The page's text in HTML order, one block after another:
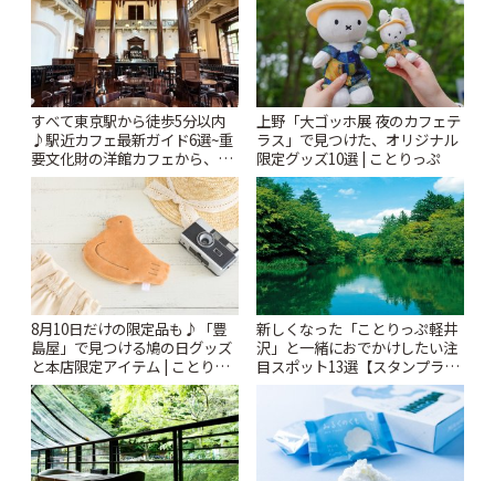
すべて東京駅から徒歩5分以内
♪駅近カフェ最新ガイド6選~重
要文化財の洋館カフェから、改
札すぐのレトロ喫茶まで~ | こと
上野「大ゴッホ展 夜のカフェテ
ラス」で見つけた、オリジナル
限定グッズ10選 | ことりっぷ
8月10日だけの限定品も♪「豊
島屋」で見つける鳩の日グッズ
と本店限定アイテム | ことりっ
ぷ
新しくなった「ことりっぷ軽井
沢」と一緒におでかけしたい注
目スポット13選【スタンプラリ
ー開催中】 | ことりっぷ